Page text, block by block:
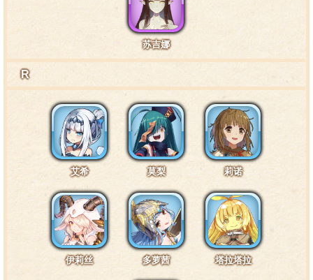
特训4阶段台词6·通常5
团、团长！我刚刚好像在剧团里看到了晶萝商会的奈
拉，她该不会是在做什么坏事吧？诶？只要有艾莉卡在就
没问题？这是……什么意思啊？
特训7阶段台词1·头部4
好温暖……原来与人接触是这种感觉吗？不好意思，
能保持这样一会儿吗？只要一会儿就好了。
苏吉娜
R
艾希 莫梨 莉诺
伊莉丝 多萝茜 塔拉塔拉